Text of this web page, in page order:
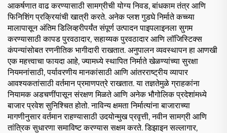
आकर्षणात वाढ करण्यासाठी सामग्रीची योग्य निवड, बांधकाम तंत्र आणि
फिनिशिंग प्रक्रियांची खात्री करते. अनेक प्लश गुडघे निर्माते कच्च्या
मालापासून अंतिम डिलिव्हरीपर्यंत संपूर्ण उत्पादन पाइपलाइनला सुगम
करण्यासाठी कापड पुरवठादार, सहाय्यक पुरवठादार आणि लॉजिस्टिक्स
कंपन्यांसोबत रणनीतिक भागीदारी राखतात. अनुपालन व्यवस्थापन हा आणखी
एक महत्त्वाचा फायदा आहे, ज्यामध्ये स्थापित निर्माते खेळण्यांच्या सुरक्षा
नियमनांसाठी, पर्यावरणीय मानकांसाठी आणि आंतरराष्ट्रीय व्यापार
आवश्यकतांसाठी वर्तमान प्रमाणपत्रे राखतात. या तज्ञतेमुळे ग्राहकांना
नियामक अडचणींपासून संरक्षण मिळते आणि अनेक भौगोलिक प्रदेशांमध्ये
बाजार प्रवेश सुनिश्चित होतो. नाविन्य क्षमता निर्मात्यांना बाजाराच्या
मागणीनुसार वर्तमान राहण्यासाठी उदयोन्मुख प्रवृत्ती, नवीन सामग्री आणि
तांत्रिक सुधारणा समाविष्ट करण्यास सक्षम करते. डिझाइन सल्लागार,